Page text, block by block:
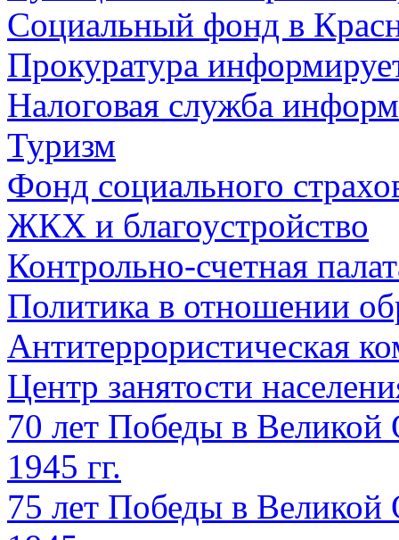
Социальный фонд в
Прокуратура
Налоговая служба
Туризм
Фонд социального
ЖКХ и благоустройство
Контрольно-счетная
Политика в отношении
Антитеррористическая
Центр занятости
70 лет Победы в Великой
1945 гг.
75 лет Победы в Великой